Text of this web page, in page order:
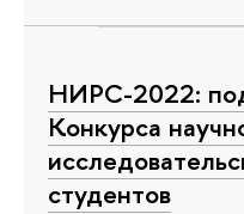
НИРС-2022:
Конкурса
студентов